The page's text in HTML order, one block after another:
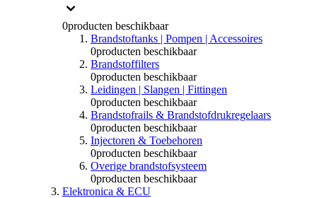
0producten beschikbaar
Brandstoftanks | Pompen | Accessoires
0producten beschikbaar
Brandstoffilters
0producten beschikbaar
Leidingen | Slangen | Fittingen
0producten beschikbaar
Brandstofrails & Brandstofdrukregelaars
0producten beschikbaar
Injectoren & Toebehoren
0producten beschikbaar
Overige brandstofsysteem
0producten beschikbaar
Elektronica & ECU